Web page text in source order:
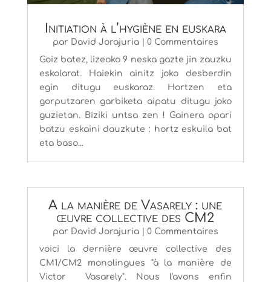
Initiation à l’hygiène en euskara
par David Jorajuria| 0 Commentaires
Goiz batez, lizeoko 9 neska gazte jin zauzku
eskolarat. Haiekin ainitz joko desberdin
egin ditugu euskaraz. Hortzen eta
gorputzaren garbiketa aipatu ditugu joko
guzietan. Biziki untsa zen ! Gainera opari
batzu eskaini dauzkute : hortz eskuila bat
eta baso...
A la manière de Vasarely : une
œuvre collective des CM2
par David Jorajuria| 0 Commentaires
voici la dernière œuvre collective des
CM1/CM2 monolingues "à la manière de
Victor Vasarely". Nous l'avons enfin